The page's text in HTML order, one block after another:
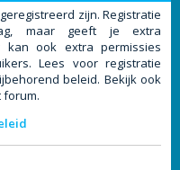
zijn. Registratie
maar geeft je extra
kan ook extra permissies
Lees voor registratie
beleid. Bekijk ook
forum.